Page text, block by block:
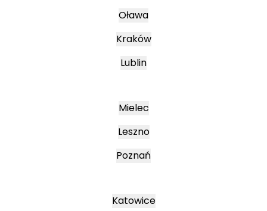
Oława
Kraków
Lublin
Mielec
Leszno
Poznań
Katowice